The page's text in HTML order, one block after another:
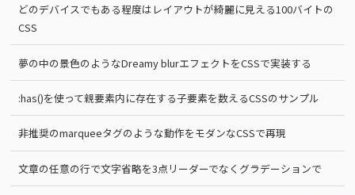
どのデバイスでもある程度はレイアウトが綺麗に見える100バイトの
CSS
夢の中の景色のようなDreamy blurエフェクトをCSSで実装する
:has()を使って親要素内に存在する子要素を数えるCSSのサンプル
非推奨のmarqueeタグのような動作をモダンなCSSで再現
文章の任意の行で文字省略を3点リーダーでなくグラデーションで